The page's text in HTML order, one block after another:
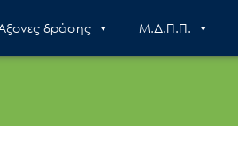
δράσης Μ.Δ.Π.Π.